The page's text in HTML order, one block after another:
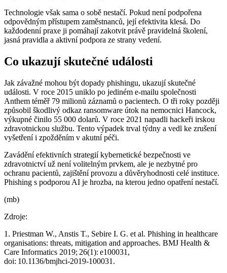
Technologie však sama o sobě nestačí. Pokud není podpořena
odpovědným přístupem zaměstnanců, její efektivita klesá. Do
každodenní praxe ji pomáhají zakotvit právě pravidelná školení,
jasná pravidla a aktivní podpora ze strany vedení.
Co ukazují skutečné události
Jak závažné mohou být dopady phishingu, ukazují skutečné
události. V roce 2015 uniklo po jediném e-mailu společnosti
Anthem téměř 79 milionů záznamů o pacientech. O tři roky později
způsobil škodlivý odkaz ransomware útok na nemocnici Hancock,
výkupné činilo 55 000 dolarů. V roce 2021 napadli hackeři irskou
zdravotnickou službu. Tento výpadek trval týdny a vedl ke zrušení
vyšetření i zpožděním v akutní péči.
Zavádění efektivních strategií kybernetické bezpečnosti ve
zdravotnictví už není volitelným prvkem, ale je nezbytné pro
ochranu pacientů, zajištění provozu a důvěryhodnosti celé instituce.
Phishing s podporou AI je hrozba, na kterou jedno opatření nestačí.
(mb)
Zdroje:
1. Priestman W., Anstis T., Sebire I. G. et al. Phishing in healthcare
organisations: threats, mitigation and approaches. BMJ Health &
Care Informatics 2019; 26(1): e100031,
doi: 10.1136/bmjhci‑2019‑100031.